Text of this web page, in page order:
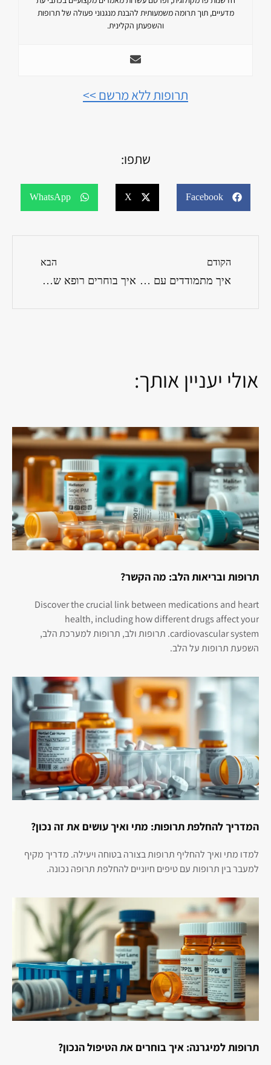
מדעיים, תוך תרומה משמעותית להבנת מנגנוני פעולה של תרופות
והשפעתן הקלינית.
תרופות ללא מרשם >>
שתפו:
Facebook
X
WhatsApp
הקודם
איך מתמודדים עם תופעות גמילה מתרופות?
הבא
איך בוחרים רופא שמתאים לצרכים שלך?
אולי יעניין אותך:
תרופות ובריאות הלב: מה הקשר?
Discover the crucial link between medications and heart
health, including how different drugs affect your
cardiovascular system. תרופות ולב, תרופות למערכת הלב,
השפעת תרופות על הלב.
המדריך להחלפת תרופות: מתי ואיך עושים את זה נכון?
למדו מתי ואיך להחליף תרופות בצורה בטוחה ויעילה. מדריך מקיף
למעבר בין תרופות עם טיפים חיוניים להחלפת תרופה נכונה.
תרופות למיגרנה: איך בוחרים את הטיפול הנכון?